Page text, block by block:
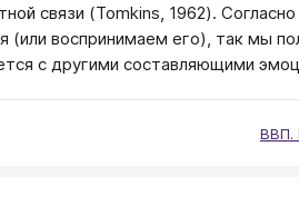
связи (Tomkins, 1962).
(или воспринимаем его), так мы
с другими составляющими
ВВП.